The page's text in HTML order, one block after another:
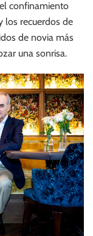
confinamiento
los recuerdos de
de novia más
una sonrisa.